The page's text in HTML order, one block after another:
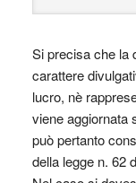
Si precisa che la
carattere
lucro, nè
viene aggiornata
può pertanto
della legge n. 62